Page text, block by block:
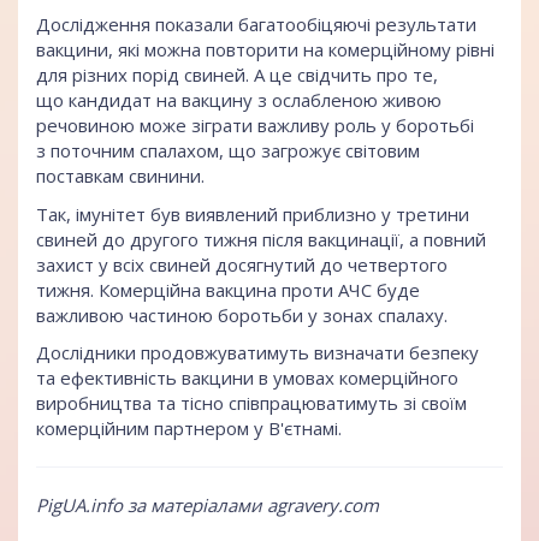
Дослідження показали багатообіцяючі результати
вакцини, які можна повторити на комерційному рівні
для різних порід свиней. А це свідчить про те,
що кандидат на вакцину з ослабленою живою
речовиною може зіграти важливу роль у боротьбі
з поточним спалахом, що загрожує світовим
поставкам свинини.
Так, імунітет був виявлений приблизно у третини
свиней до другого тижня після вакцинації, а повний
захист у всіх свиней досягнутий до четвертого
тижня. Комерційна вакцина проти АЧС буде
важливою частиною боротьби у зонах спалаху.
Дослідники продовжуватимуть визначати безпеку
та ефективність вакцини в умовах комерційного
виробництва та тісно співпрацюватимуть зі своїм
комерційним партнером у В'єтнамі.
PigUA.info за матеріалами agravery.com